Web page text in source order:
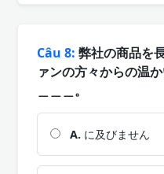
Câu 8: 弊社の商品を
ァンの方々からの温
＿＿＿。
A. に及びません